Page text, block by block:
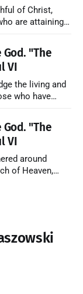
of Christ,
are attaining
communion
"The
VI
the living and
who have
to the fire that
"The
VI
around
of Heaven,
with the holy